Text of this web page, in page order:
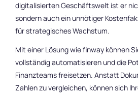
digitalisierten Geschäftswelt ist er
sondern auch ein unnötiger
für strategisches Wachstum.
Mit einer Lösung wie finway können
vollständig automatisieren und die
Finanzteams freisetzen. Anstatt
Zahlen zu vergleichen, können sich